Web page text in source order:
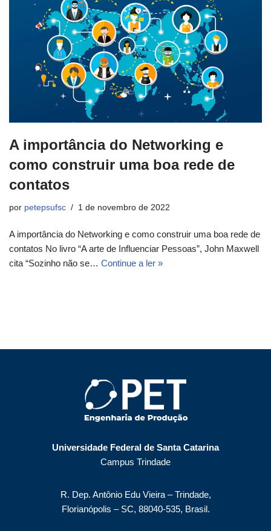
A importância do Networking e
como construir uma boa rede de
contatos
por petepsufsc 1 de novembro de 2022
A importância do Networking e como construir uma boa rede de
contatos No livro “A arte de Influenciar Pessoas”, John Maxwell
cita “Sozinho não se… Continue a ler »
Universidade Federal de Santa Catarina
Campus Trindade
R. Dep. Antônio Edu Vieira – Trindade,
Florianópolis – SC, 88040-535, Brasil.